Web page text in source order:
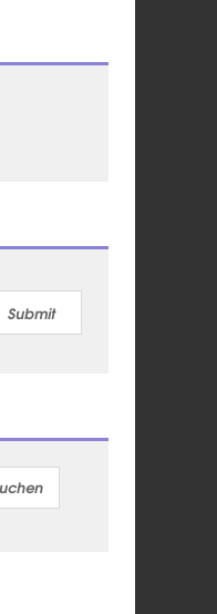
Submit